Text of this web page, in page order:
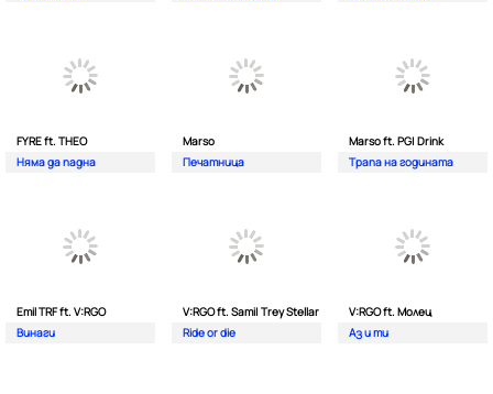
FYRE ft. THEO
Няма да падна
Marso
Печатница
Marso ft. PG| Drink
Трапа на годината
Emil TRF ft. V:RGO
Винаги
V:RGO ft. Sami| Trey Stellar
Ride or die
V:RGO ft. Молец
Аз и ти